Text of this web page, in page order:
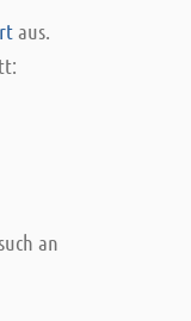
aus.
an